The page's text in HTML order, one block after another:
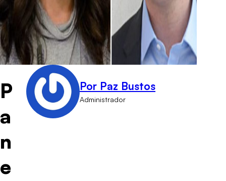
P
a
n
e
Por Paz Bustos
Administrador